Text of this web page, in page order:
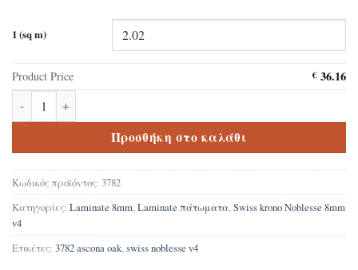
1 (sq m)
Product Price €36.16
Δάπεδο Laminate Swiss Krono Noblesse 3782 Ascona Oak V4 8mm
Προσθήκη στο καλάθι
Κωδικός προϊόντος: 3782
Κατηγορίες: Laminate 8mm,Laminate πάτωματα,Swiss krono Noblesse 8mm
v4
Ετικέτες: 3782 ascona oak,swiss noblesse v4